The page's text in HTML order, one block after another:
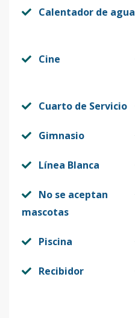
Calentador de agua
Cine
Cuarto de Servicio
Gimnasio
Línea Blanca
No se aceptan
mascotas
Piscina
Recibidor